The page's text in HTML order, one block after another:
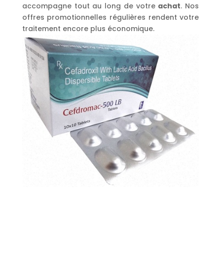
accompagne tout au long de votre achat. Nos
offres promotionnelles régulières rendent votre
traitement encore plus économique.